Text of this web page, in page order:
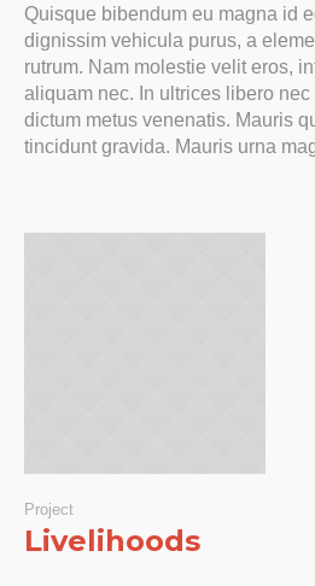
Quisque bibendum eu magna id
dignissim vehicula purus, a
rutrum. Nam molestie velit eros,
aliquam nec. In ultrices libero
dictum metus venenatis. Mauris
tincidunt gravida. Mauris urna
Project
Livelihoods